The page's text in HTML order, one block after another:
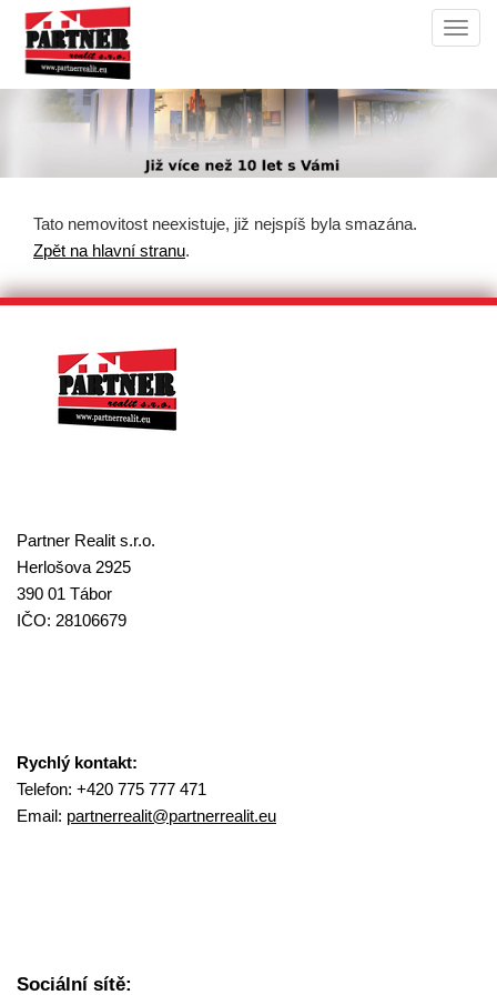
Tato nemovitost neexistuje, již nejspíš byla smazána.
Zpět na hlavní stranu.
Partner Realit s.r.o.
Herlošova 2925
390 01 Tábor
IČO: 28106679
Rychlý kontakt:
Telefon: +420 775 777 471
Email: partnerrealit@partnerrealit.eu
Sociální sítě: